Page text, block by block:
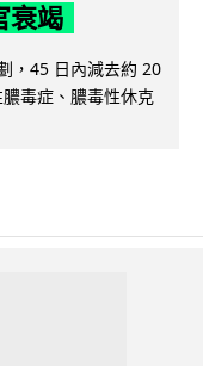
衰竭
，45 日內減去約 20
毒症、膿毒性休克